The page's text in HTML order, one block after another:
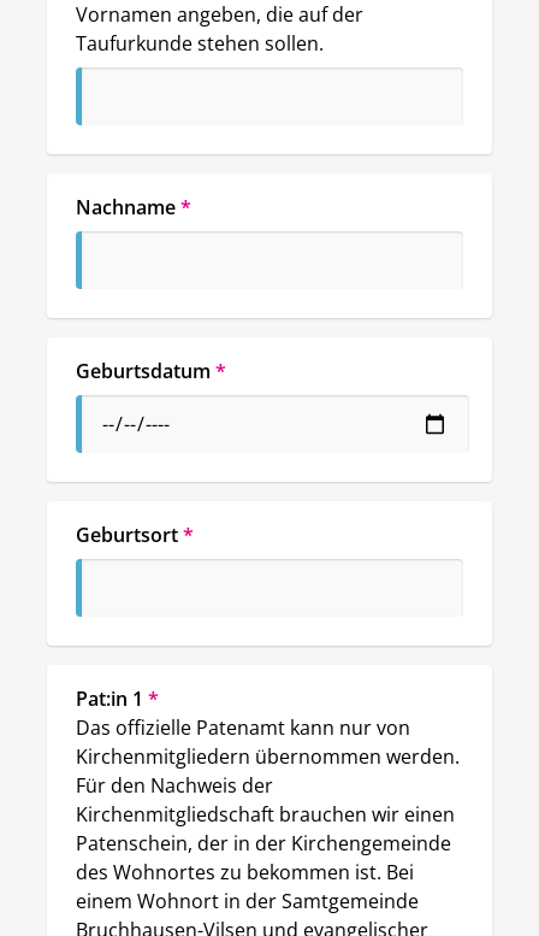
Vornamen angeben, die auf der
Taufurkunde stehen sollen.
Nachname*
Geburtsdatum *
Geburtsort*
Pat:in 1 *
Das offizielle Patenamt kann nur von
Kirchenmitgliedern übernommen werden.
Für den Nachweis der
Kirchenmitgliedschaft brauchen wir einen
Patenschein, der in der Kirchengemeinde
des Wohnortes zu bekommen ist. Bei
einem Wohnort in der Samtgemeinde
Bruchhausen-Vilsen und evangelischer